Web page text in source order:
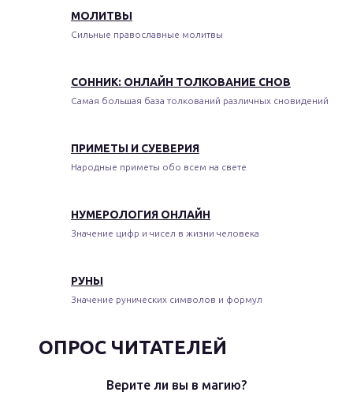
МОЛИТВЫ
Сильные православные молитвы
СОННИК: ОНЛАЙН ТОЛКОВАНИЕ СНОВ
Самая большая база толкований различных сновидений
ПРИМЕТЫ И СУЕВЕРИЯ
Народные приметы обо всем на свете
НУМЕРОЛОГИЯ ОНЛАЙН
Значение цифр и чисел в жизни человека
РУНЫ
Значение рунических символов и формул
ОПРОС ЧИТАТЕЛЕЙ
Верите ли вы в магию?